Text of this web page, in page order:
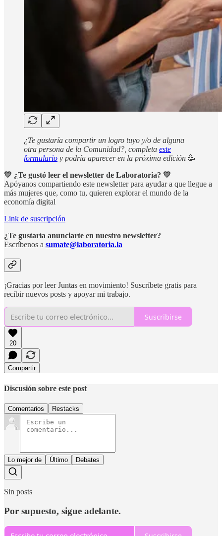
¿Te gustaría compartir un logro tuyo y/o de alguna
otra persona de la Comunidad?, completa este
formulario y podría aparecer en la próxima edición 🥳
💛 ¿Te gustó leer el newsletter de Laboratoria? 💛
Apóyanos compartiendo este newsletter para ayudar a que llegue a
más mujeres que, como tu, quieren explorar el mundo de la
economía digital
Link de suscripción
¿Te gustaría anunciarte en nuestro newsletter?
Escríbenos a sumate@laboratoria.la
¡Gracias por leer Juntas en movimiento! Suscríbete gratis para
recibir nuevos posts y apoyar mi trabajo.
Suscribirse
20
Compartir
Discusión sobre este post
Comentarios Restacks
Lo mejor de Último Debates
Sin posts
Por supuesto, sigue adelante.